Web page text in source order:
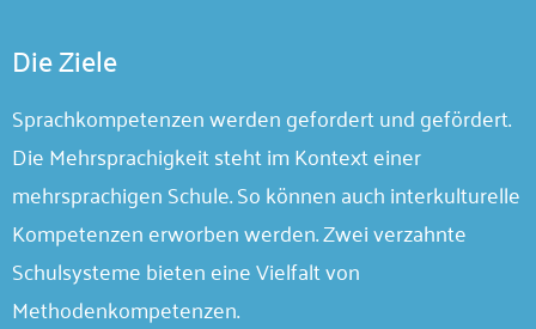
Die Ziele
Sprachkompetenzen werden gefordert und gefördert.
Die Mehrsprachigkeit steht im Kontext einer
mehrsprachigen Schule. So können auch interkulturelle
Kompetenzen erworben werden. Zwei verzahnte
Schulsysteme bieten eine Vielfalt von
Methodenkompetenzen.